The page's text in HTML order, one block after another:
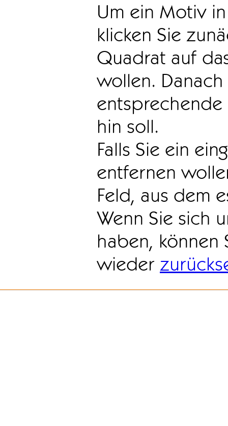
Um ein Motiv
klicken Sie
Quadrat auf
wollen.
hin soll.
Falls Sie ein
entfernen
Feld, aus dem
Wenn Sie sich
haben, können
wieder